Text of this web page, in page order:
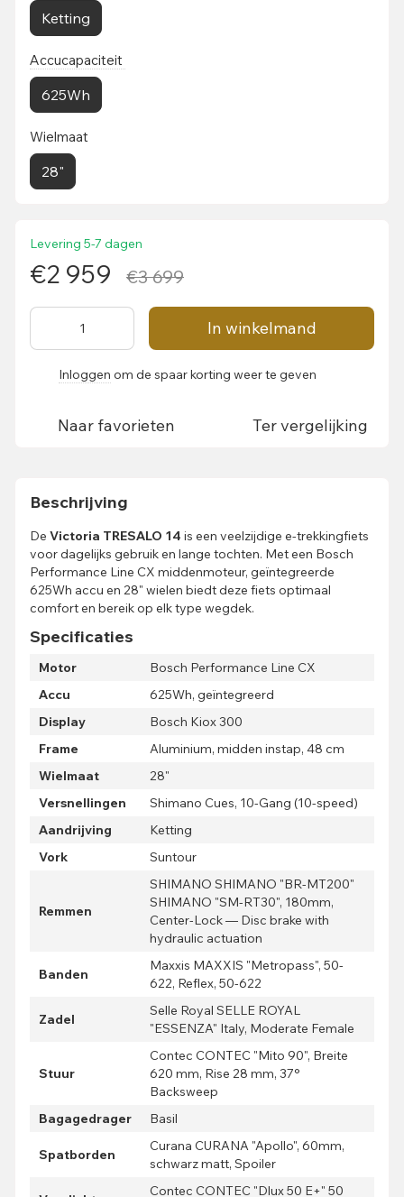
Ketting
Accucapaciteit
625Wh
Wielmaat
28"
Levering 5-7 dagen
€2 959 €3 699
In winkelmand
Inloggen om de spaar korting weer te geven
Naar favorieten Ter vergelijking
Beschrijving
De Victoria TRESALO 14 is een veelzijdige e-trekkingfiets
voor dagelijks gebruik en lange tochten. Met een Bosch
Performance Line CX middenmoteur, geïntegreerde
625Wh accu en 28" wielen biedt deze fiets optimaal
comfort en bereik op elk type wegdek.
Specificaties
Motor
Bosch Performance Line CX
Accu
625Wh, geïntegreerd
Display
Bosch Kiox 300
Frame
Aluminium, midden instap, 48 cm
Wielmaat
28"
Versnellingen
Shimano Cues, 10-Gang (10-speed)
Aandrijving
Ketting
Vork
Suntour
Remmen
SHIMANO SHIMANO "BR-MT200"
SHIMANO "SM-RT30", 180mm,
Center-Lock — Disc brake with
hydraulic actuation
Banden
Maxxis MAXXIS "Metropass", 50-
622, Reflex, 50-622
Zadel
Selle Royal SELLE ROYAL
"ESSENZA" Italy, Moderate Female
Stuur
Contec CONTEC "Mito 90", Breite
620 mm, Rise 28 mm, 37°
Backsweep
Bagagedrager
Basil
Spatborden
Curana CURANA "Apollo", 60mm,
schwarz matt, Spoiler
Contec CONTEC "Dlux 50 E+" 50